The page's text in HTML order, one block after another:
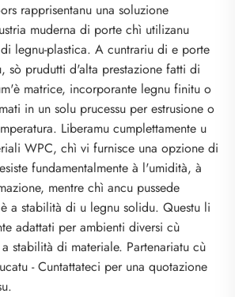
rapprisentanu una soluzione
muderna di porte chì utilizanu
legnu-plastica. A cuntrariu di e porte
sò prudutti d'alta prestazione fatti di
matrice, incorporante legnu finitu o
in un solu prucessu per estrusione o
Liberamu cumplettamente u
WPC, chì vi furnisce una opzione di
fundamentalmente à l'umidità, à
mentre chì ancu pussede
a stabilità di u legnu solidu. Questu li
adattati per ambienti diversi cù
stabilità di materiale. Partenariatu cù
- Cuntattateci per una quotazione